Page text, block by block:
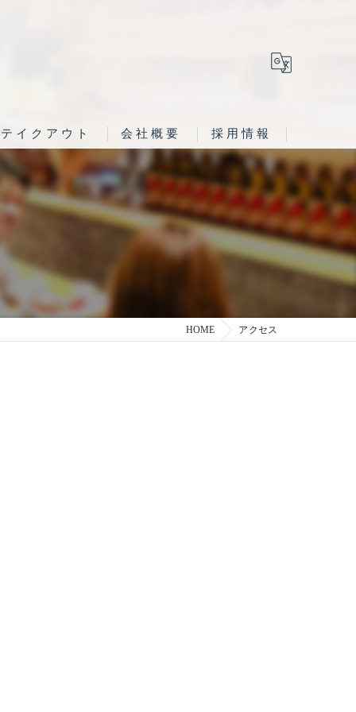
テイクアウト 会社概要 採用情報
HOME アクセス